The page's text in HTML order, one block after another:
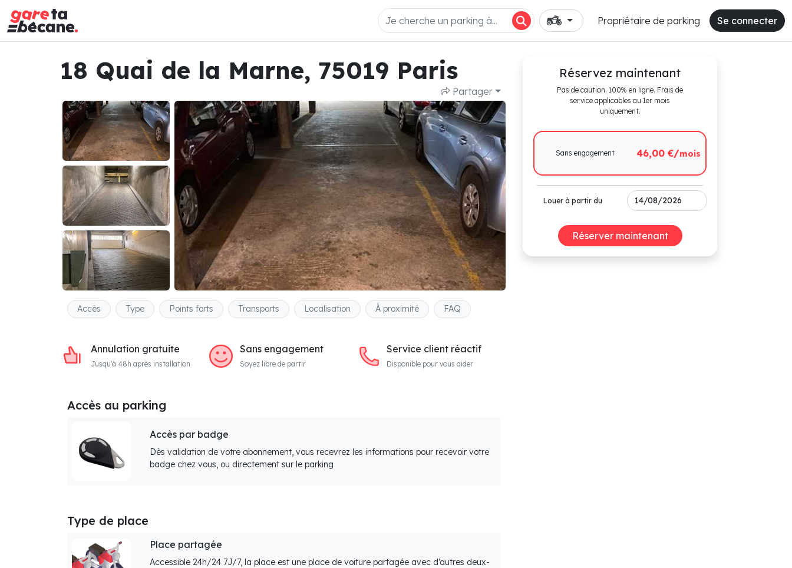
Propriétaire de parking Se connecter
18 Quai de la Marne, 75019 Paris
Partager
Accès Type Points forts Transports Localisation À proximité FAQ
Annulation gratuite
Jusqu'à 48h après installation
Sans engagement
Soyez libre de partir
Service client réactif
Disponible pour vous aider
Accès au parking
Accès par badge
Dès validation de votre abonnement, vous recevrez les informations pour recevoir votre
badge chez vous, ou directement sur le parking
Type de place
Place partagée
Accessible 24h/24 7J/7, la place est une place de voiture partagée avec d’autres deux-
Réservez maintenant
Pas de caution. 100% en ligne. Frais de
service applicables au 1er mois
uniquement.
Sans engagement 46,00 €/mois
Louer à partir du
Réserver maintenant